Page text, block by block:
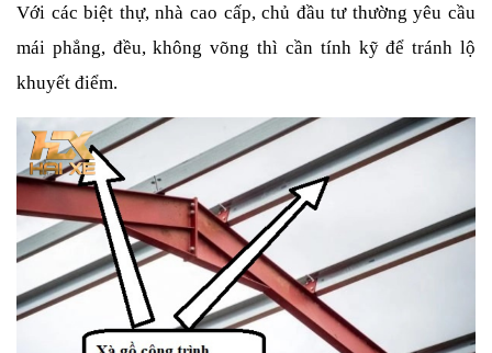
Với các biệt thự, nhà cao cấp, chủ đầu tư thường yêu cầu
mái phẳng, đều, không võng thì cần tính kỹ để tránh lộ
khuyết điểm.